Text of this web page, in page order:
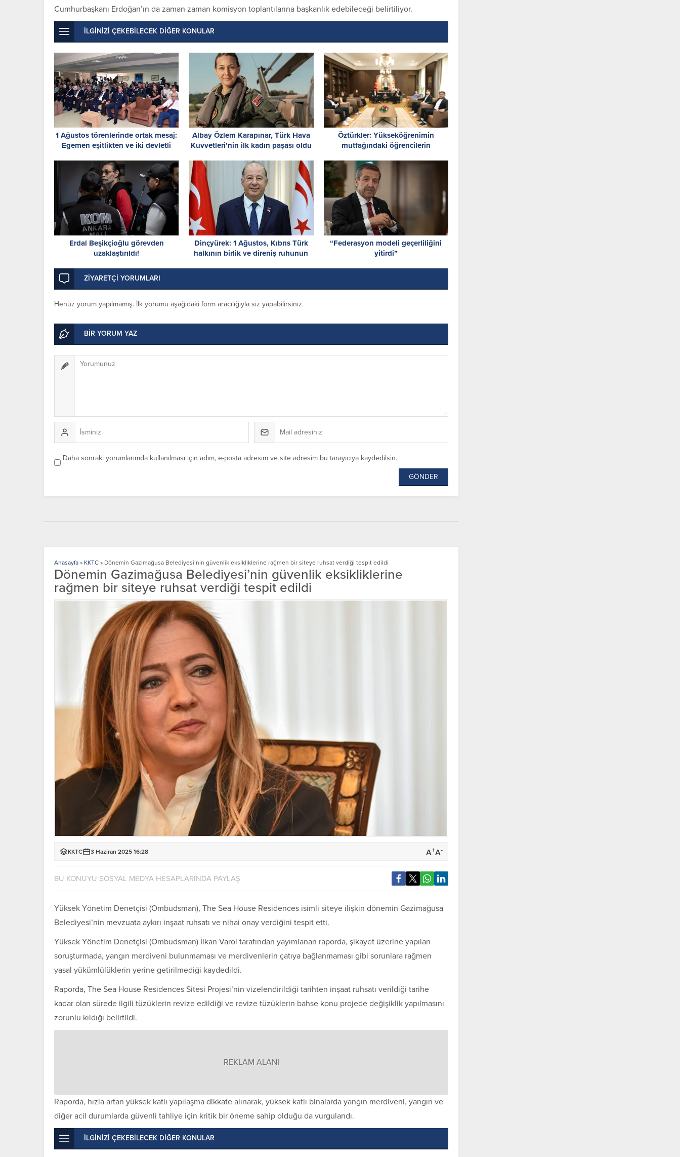
Cumhurbaşkanı Erdoğan’ın da zaman zaman komisyon toplantılarına başkanlık edebileceği belirtiliyor.
İLGİNİZİ ÇEKEBİLECEK DİĞER KONULAR
1 Ağustos törenlerinde ortak mesaj:
Egemen eşitlikten ve iki devletli
Albay Özlem Karapınar, Türk Hava
Kuvvetleri’nin ilk kadın paşası oldu
Öztürkler: Yükseköğrenimin
mutfağındaki öğrencilerin
yapması önemli
Erdal Beşikçioğlu görevden
uzaklaştırıldı!
Dinçyürek: 1 Ağustos, Kıbrıs Türk
halkının birlik ve direniş ruhunun
“Federasyon modeli geçerliliğini
yitirdi”
ZİYARETÇİ YORUMLARI
Henüz yorum yapılmamış. İlk yorumu aşağıdaki form aracılığıyla siz yapabilirsiniz.
BİR YORUM YAZ
Daha sonraki yorumlarımda kullanılması için adım, e-posta adresim ve site adresim bu tarayıcıya kaydedilsin.
Anasayfa » KKTC » Dönemin Gazimağusa Belediyesi’nin güvenlik eksikliklerine rağmen bir siteye ruhsat verdiği tespit edildi
Dönemin Gazimağusa Belediyesi’nin güvenlik eksikliklerine
rağmen bir siteye ruhsat verdiği tespit edildi
KKTC 3 Haziran 2025 16:28 A+A-
BU KONUYU SOSYAL MEDYA HESAPLARINDA PAYLAŞ
Yüksek Yönetim Denetçisi (Ombudsman), The Sea House Residences isimli siteye ilişkin dönemin Gazimağusa
Belediyesi’nin mevzuata aykırı inşaat ruhsatı ve nihai onay verdiğini tespit etti.
Yüksek Yönetim Denetçisi (Ombudsman) İlkan Varol tarafından yayımlanan raporda, şikayet üzerine yapılan
soruşturmada, yangın merdiveni bulunmaması ve merdivenlerin çatıya bağlanmaması gibi sorunlara rağmen
yasal yükümlülüklerin yerine getirilmediği kaydedildi.
Raporda, The Sea House Residences Sitesi Projesi’nin vizelendirildiği tarihten inşaat ruhsatı verildiği tarihe
kadar olan sürede ilgili tüzüklerin revize edildiği ve revize tüzüklerin bahse konu projede değişiklik yapılmasını
zorunlu kıldığı belirtildi.
REKLAM ALANI
Raporda, hızla artan yüksek katlı yapılaşma dikkate alınarak, yüksek katlı binalarda yangın merdiveni, yangın ve
diğer acil durumlarda güvenli tahliye için kritik bir öneme sahip olduğu da vurgulandı.
İLGİNİZİ ÇEKEBİLECEK DİĞER KONULAR